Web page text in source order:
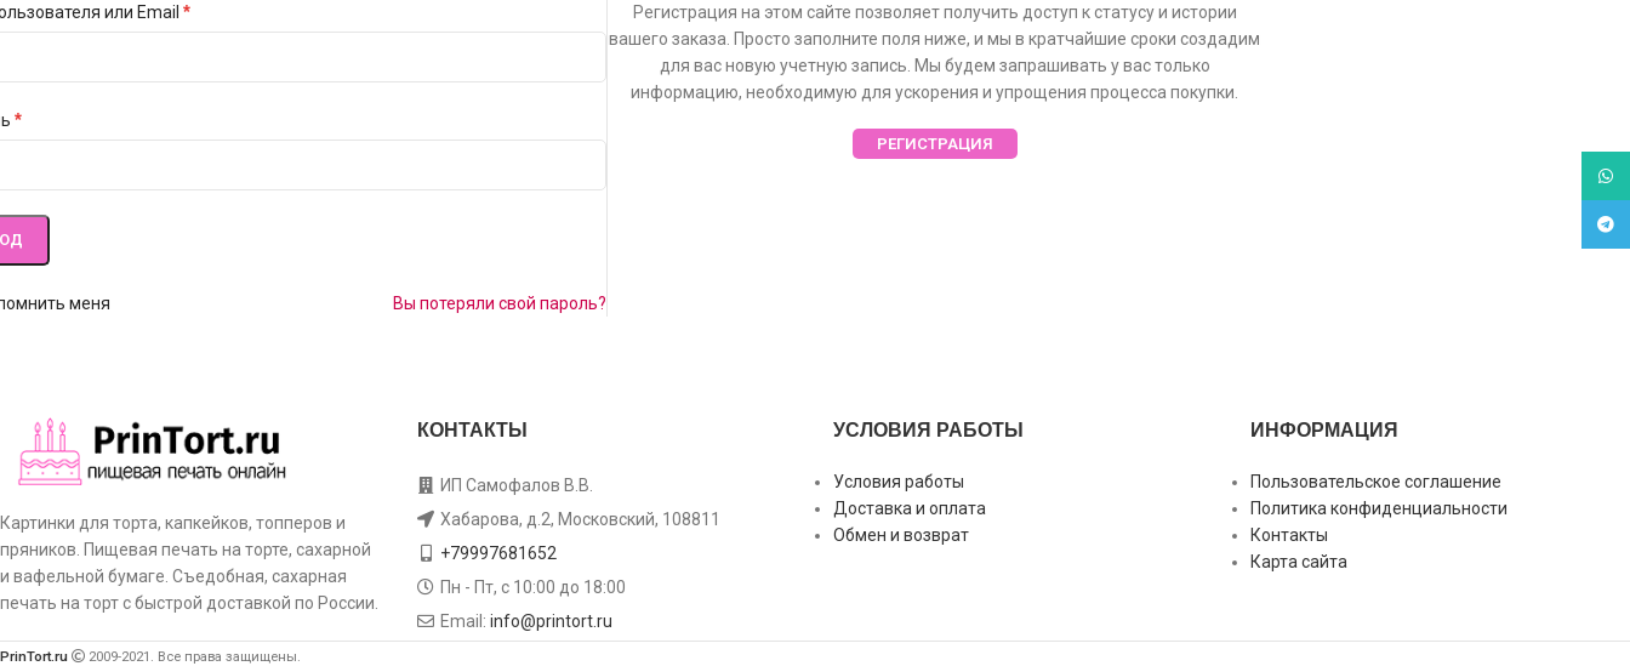
или Email *
*
Вы потеряли свой пароль?
меня
Регистрация на этом сайте позволяет получить доступ к статусу и истории
вашего заказа. Просто заполните поля ниже, и мы в кратчайшие сроки создадим
для вас новую учетную запись. Мы будем запрашивать у вас только
информацию, необходимую для ускорения и упрощения процесса покупки.
РЕГИСТРАЦИЯ
Картинки для торта, капкейков, топперов и
пряников. Пищевая печать на торте, сахарной
и вафельной бумаге. Съедобная, сахарная
печать на торт с быстрой доставкой по России.
КОНТАКТЫ
ИП Самофалов В.В.
Хабарова, д.2, Московский, 108811
+79997681652
Пн - Пт, с 10:00 до 18:00
Email: info@printort.ru
УСЛОВИЯ РАБОТЫ
Условия работы
Доставка и оплата
Обмен и возврат
ИНФОРМАЦИЯ
Пользовательское соглашение
Политика конфиденциальности
Контакты
Карта сайта
PrinTort.ru 2009-2021. Все права защищены.